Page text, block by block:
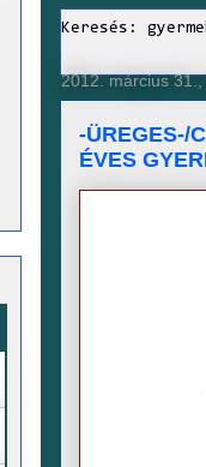
Keresés:
2012. március
-ÜREGES-/
ÉVES